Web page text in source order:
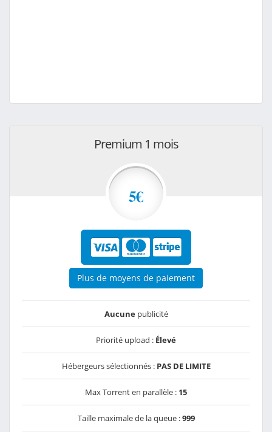
Premium 1 mois
5€
Plus de moyens de paiement
Aucunepublicité
Priorité upload : Élevé
Hébergeurs sélectionnés : PAS DE LIMITE
Max Torrent en parallèle : 15
Taille maximale de la queue :999